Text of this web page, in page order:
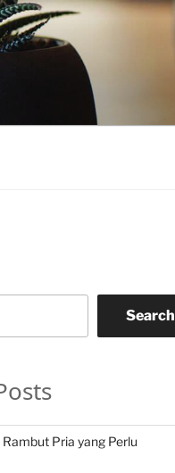
Search
Pria yang Perlu